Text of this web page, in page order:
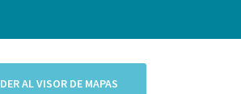
AL VISOR DE MAPAS